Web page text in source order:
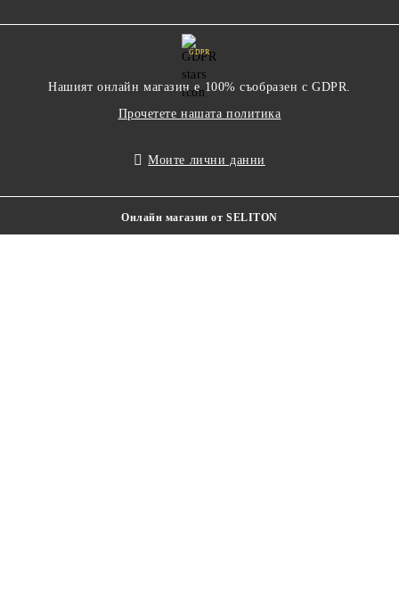
GDPR
Нашият онлайн магазин е 100% съобразен с GDPR.
Прочетете нашата политика
Моите лични данни
Онлайн магазин от SELITON